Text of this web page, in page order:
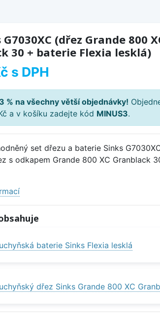
(dřez Grande 800
30 + baterie Flexia lesklá)
s DPH
% na všechny větší objednávky!
a v košíku zadejte kód MINUS3.
set dřezu a baterie Sinks
s odkapem Grande 800 XC Granblack
baterie Sinks Flexia lesklá
dřez Sinks Grande 800 XC